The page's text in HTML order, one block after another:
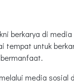
berkarya di
tempat untuk
media